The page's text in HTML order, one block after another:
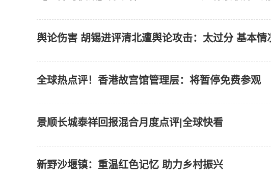
舆论伤害 胡锡进评清北遭舆论攻击：太过分 基本情
全球热点评！香港故宫馆管理层：将暂停免费参观
景顺长城泰祥回报混合月度点评|全球快看
新野沙堰镇：重温红色记忆 助力乡村振兴